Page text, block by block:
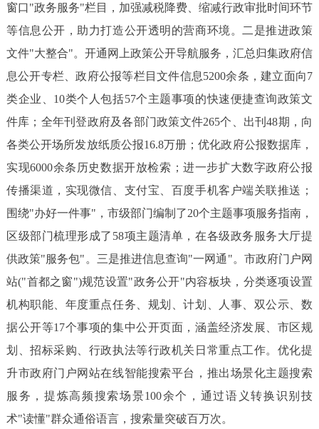
多语种
한국어
ESPAÑOL العربية PORTUGUÊS
ITALIANO
窗口"政务服务"栏目，加强减税降费、缩减行政审批时间环节
等信息公开，助力打造公开透明的营商环境。二是推进政策
文件"大整合"。开通网上政策公开导航服务，汇总归集政府信
息公开专栏、政府公报等栏目文件信息5200余条，建立面向7
类企业、10类个人包括57个主题事项的快速便捷查询政策文
件库；全年刊登政府及各部门政策文件265个、出刊48期，向
各类公开场所发放纸质公报16.8万册；优化政府公报数据库，
实现6000余条历史数据开放检索；进一步扩大数字政府公报
传播渠道，实现微信、支付宝、百度手机客户端关联推送；
围绕"办好一件事"，市级部门编制了20个主题事项服务指南，
区级部门梳理形成了58项主题清单，在各级政务服务大厅提
供政策"服务包"。三是推进信息查询"一网通"。市政府门户网
站("首都之窗")规范设置"政务公开"内容板块，分类逐项设置
机构职能、年度重点任务、规划、计划、人事、双公示、数
据公开等17个事项的集中公开页面，涵盖经济发展、市区规
划、招标采购、行政执法等行政机关日常重点工作。优化提
升市政府门户网站在线智能搜索平台，推出场景化主题搜索
服务，提炼高频搜索场景100余个，通过语义转换识别技
术"读懂"群众通俗语言，搜索量突破百万次。